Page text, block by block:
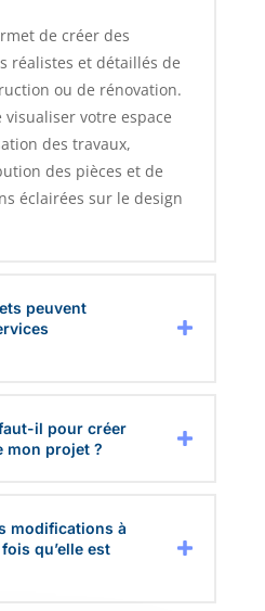
de créer des
réalistes et détaillés de
ou de rénovation.
visualiser votre espace
des travaux,
des pièces et de
éclairées sur le design
peuvent
il pour créer
mon projet ?
modifications à
qu’elle est